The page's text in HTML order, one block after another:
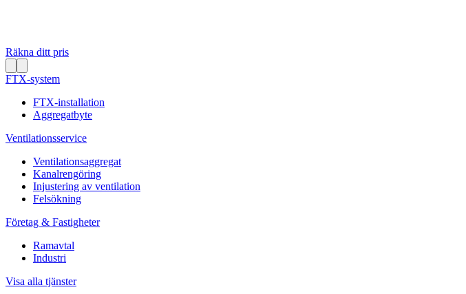
Räkna ditt pris
FTX-system
FTX-installation
Aggregatbyte
Ventilationsservice
Ventilationsaggregat
Kanalrengöring
Injustering av ventilation
Felsökning
Företag & Fastigheter
Ramavtal
Industri
Visa alla tjänster